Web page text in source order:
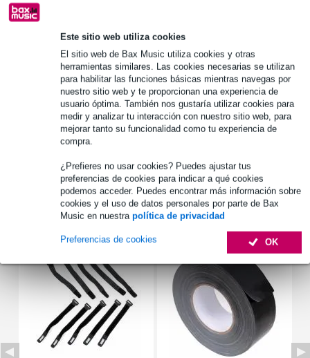
Este sitio web utiliza cookies
El sitio web de Bax Music utiliza cookies y otras
herramientas similares. Las cookies necesarias se utilizan
para habilitar las funciones básicas mientras navegas por
nuestro sitio web y te proporcionan una experiencia de
usuario óptima. También nos gustaría utilizar cookies para
medir y analizar tu interacción con nuestro sitio web, para
mejorar tanto su funcionalidad como tu experiencia de
compra.
¿Prefieres no usar cookies? Puedes ajustar tus
preferencias de cookies para indicar a qué cookies
podemos acceder. Puedes encontrar más información sobre
cookies y el uso de datos personales por parte de Bax
Music en nuestra política de privacidad
OK
Preferencias de cookies
Más de 48.000 artículos en stock
1.250 marcas líderes
Información del producto
tipo: flight case
equipado con ruedas y un asa extraíble de dos niveles
Especificaciones completas
Accesorios (5)